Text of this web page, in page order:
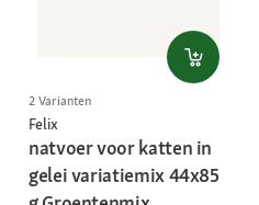
2 Varianten
Felix
natvoer voor katten in
gelei variatiemix 44x85